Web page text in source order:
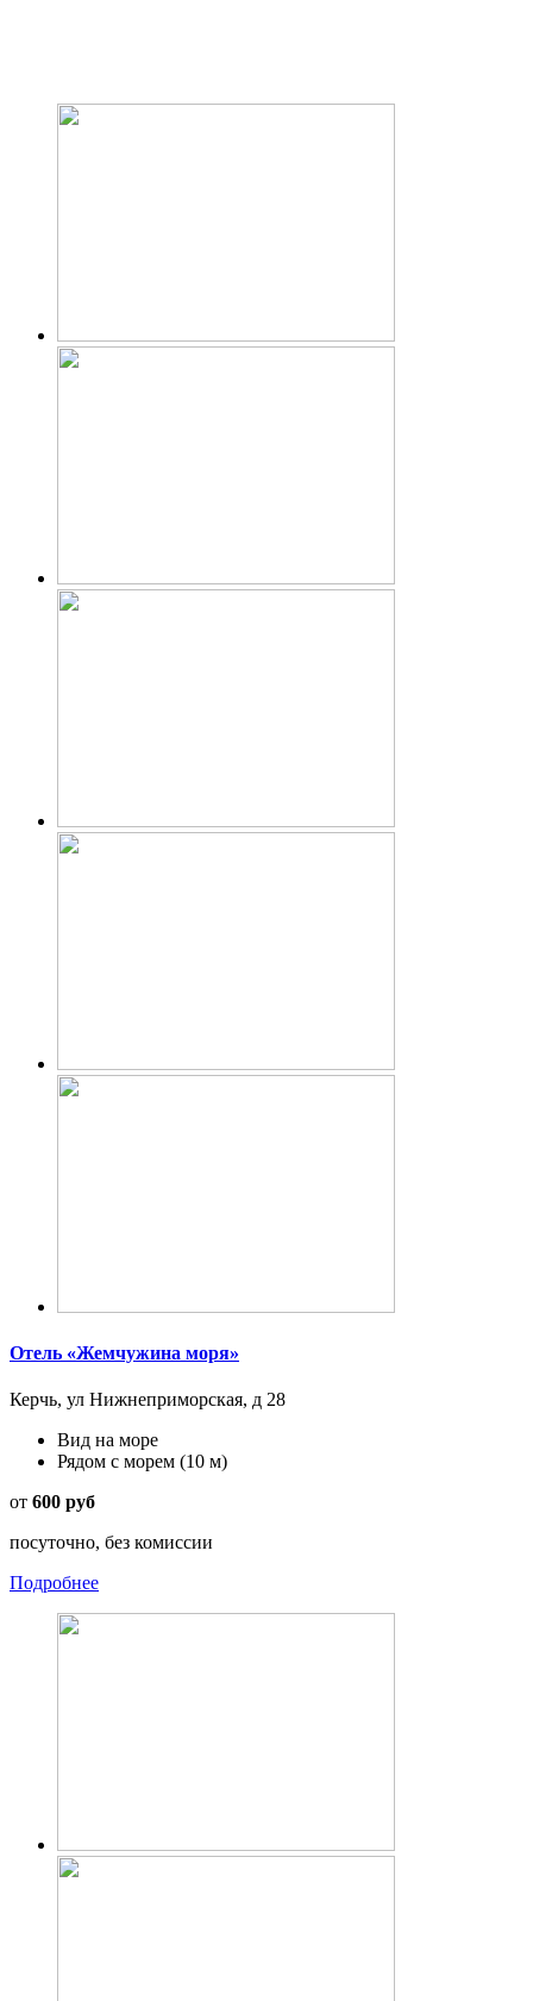
Отель «Жемчужина моря»
Керчь, ул Нижнеприморская, д 28
Вид на море
Рядом с морем (10 м)
от 600 руб
посуточно, без комиссии
Подробнее